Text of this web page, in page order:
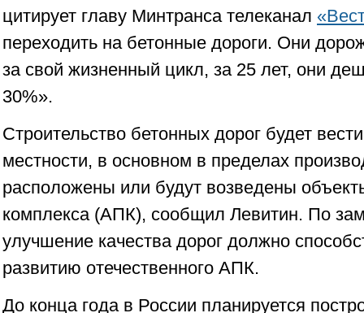
цитирует главу Минтранса телеканал
переходить на бетонные дороги. Они
за свой жизненный цикл, за 25 лет, они
30%».
Строительство бетонных дорог будет
местности, в основном в пределах
расположены или будут возведены
комплекса (АПК), сообщил Левитин. По
улучшение качества дорог должно
развитию отечественного АПК.
До конца года в России планируется